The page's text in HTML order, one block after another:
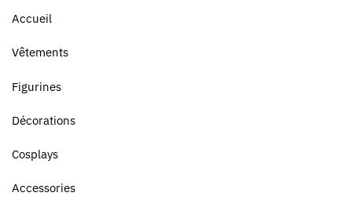
Accueil
Vêtements
Figurines
Décorations
Cosplays
Accessories